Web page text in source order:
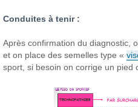
Conduites à tenir :
Après confirmation du diagnostic,
et on place des semelles type «
sport, si besoin on corrige un pied